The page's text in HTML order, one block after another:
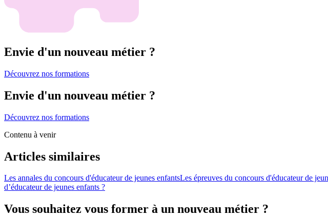
Envie d'un nouveau métier ?
Découvrez nos formations
Envie d'un nouveau métier ?
Découvrez nos formations
Contenu à venir
Articles similaires
Les annales du concours d'éducateur de jeunes enfantsLes épreuves du concours d'éducateur de
d’éducateur de jeunes enfants ?
Vous souhaitez vous former à un nouveau métier ?